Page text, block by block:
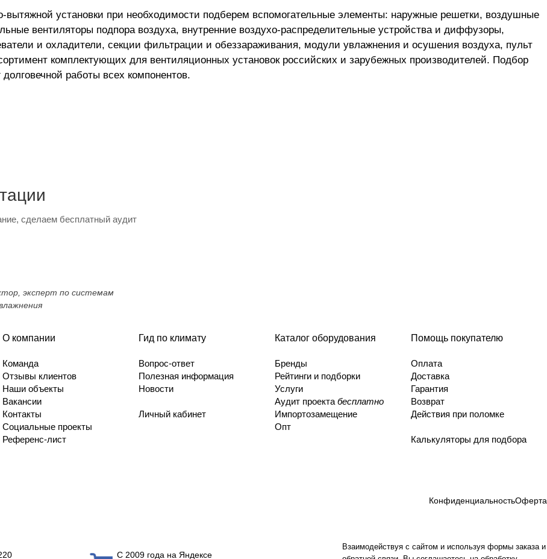
вытяжной установки при необходимости подберем вспомогательные элементы: наружные решетки, воздушные
вентиляторы подпора воздуха, внутренние воздухо-распределительные устройства и диффузоры,
и охладители, секции фильтрации и обеззараживания, модули увлажнения и осушения воздуха, пульт
комплектующих для вентиляционных установок российских и зарубежных производителей. Подбор
работы всех компонентов.
сделаем бесплатный аудит
эксперт по системам
О компании
Команда
Отзывы клиентов
Наши объекты
Вакансии
Контакты
Социальные проекты
Референс-лист
Гид по климату
Вопрос-ответ
Полезная информация
Новости
Личный кабинет
Каталог оборудования
Бренды
Рейтинги и подборки
Услуги
Аудит проекта бесплатно
Импортозамещение
Опт
Помощь покупателю
Оплата
Доставка
Гарантия
Возврат
Действия при поломке
Калькуляторы для подбора
КонфиденциальностьОферта
Взаимодействуя с сайтом и используя формы заказа и
С 2009 года на Яндексе